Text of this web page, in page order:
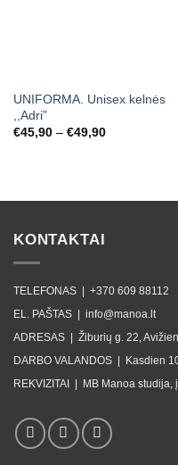
UNIFORMA. Unisex kelnės
,,Adri”
€45,90 – €49,90Price
KONTAKTAI
TELEFONAS | +370 609 88112
EL. PAŠTAS | info@manoa.lt
ADRESAS | Žiburių g. 22,
DARBO VALANDOS |
Kasdien
REKVIZITAI |
MB Manoa studija,